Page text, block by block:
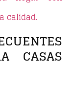
calidad.
CASAS